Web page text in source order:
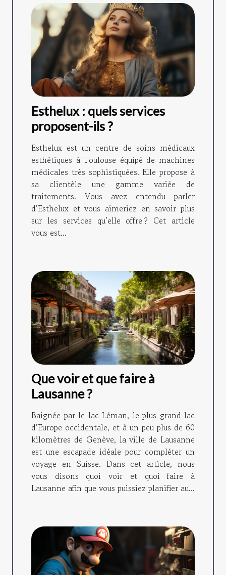
Esthelux : quels services
proposent-ils ?
Esthelux est un centre de soins médicaux
esthétiques à Toulouse équipé de machines
médicales très sophistiquées. Elle propose à
sa clientèle une gamme variée de
traitements. Vous avez entendu parler
d’Esthelux et vous aimeriez en savoir plus
sur les services qu’elle offre ? Cet article
vous est...
Que voir et que faire à
Lausanne ?
Baignée par le lac Léman, le plus grand lac
d’Europe occidentale, et à un peu plus de 60
kilomètres de Genève, la ville de Lausanne
est une escapade idéale pour compléter un
voyage en Suisse. Dans cet article, nous
vous disons quoi voir et quoi faire à
Lausanne afin que vous puissiez planifier au...